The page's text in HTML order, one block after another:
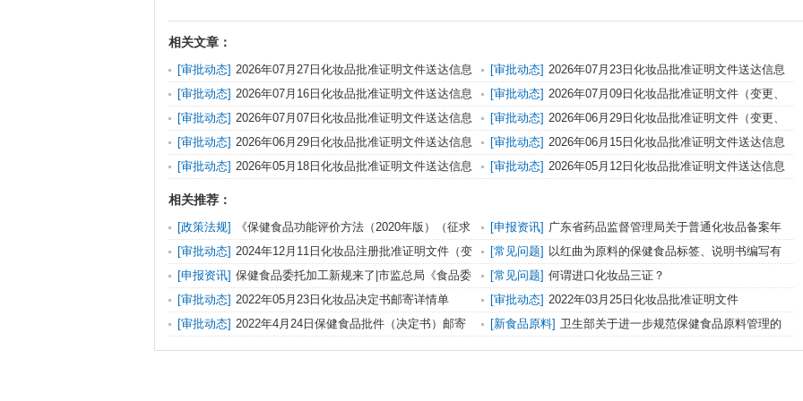
相关文章：
[审批动态] 2026年07月27日化妆品批准证明文件送达信息 [审批动态] 2026年07月23日化妆品批准证明文件送达信息
[审批动态] 2026年07月16日化妆品批准证明文件送达信息 [审批动态] 2026年07月09日化妆品批准证明文件（变更、
纠错）送达信息
[审批动态] 2026年07月07日化妆品批准证明文件送达信息 [审批动态] 2026年06月29日化妆品批准证明文件（变更、
纠错）送达信息
[审批动态] 2026年06月29日化妆品批准证明文件送达信息 [审批动态] 2026年06月15日化妆品批准证明文件送达信息
[审批动态] 2026年05月18日化妆品批准证明文件送达信息 [审批动态] 2026年05月12日化妆品批准证明文件送达信息
相关推荐：
[政策法规]
《保健食品功能评价方法（2020年版）（征求
意见稿）》目录
[申报资讯] 广东省药品监督管理局关于普通化妆品备案年
度报告工作有关事宜的通告
[审批动态] 2024年12月11日化妆品注册批准证明文件（变
更、纠错）送达信息
[常见问题] 以红曲为原料的保健食品标签、说明书编写有
哪些特殊要求？
[申报资讯] 保健食品委托加工新规来了|市监总局《食品委
托生产监督管理办法（征求意见稿）》公开征求意见
[常见问题] 何谓进口化妆品三证？
[审批动态] 2022年05月23日化妆品决定书邮寄详情单 [审批动态] 2022年03月25日化妆品批准证明文件
（GWHSCB)待领取信息发布
[审批动态] 2022年4月24日保健食品批件（决定书）邮寄
详情单
[新食品原料] 卫生部关于进一步规范保健食品原料管理的
通知（卫法监发[2002]51号）